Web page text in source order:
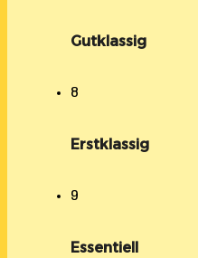
Gutklassig
8
Erstklassig
9
Essentiell